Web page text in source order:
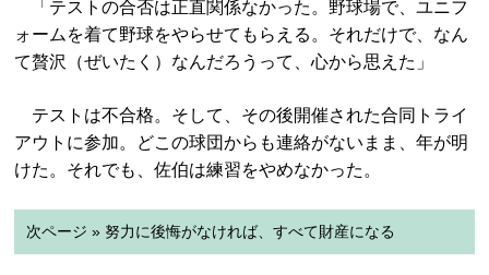
「テストの合否は正直関係なかった。野球場で、ユニフ
ォームを着て野球をやらせてもらえる。それだけで、なん
て贅沢（ぜいたく）なんだろうって、心から思えた」
テストは不合格。そして、その後開催された合同トライ
アウトに参加。どこの球団からも連絡がないまま、年が明
けた。それでも、佐伯は練習をやめなかった。
次ページ » 努力に後悔がなければ、すべて財産になる